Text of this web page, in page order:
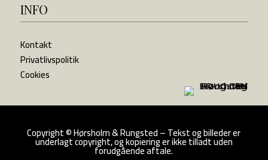
INFO
Kontakt
Privatlivspolitik
Cookies
Copyright©Hørsholm & Rungsted – Tekst og billeder er
underlagt copyright, og kopiering er ikke tilladt uden
forudgående aftale.